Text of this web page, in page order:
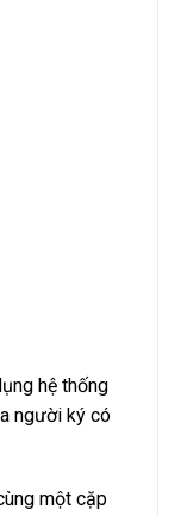
hệ thống
người ký có
một cặp